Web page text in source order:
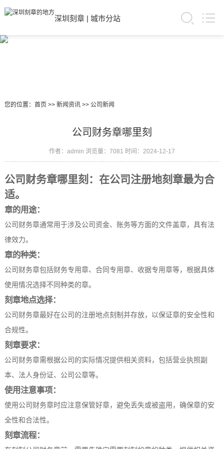
深圳刻章| 城市分站
您的位置： 首页 >> 新闻资讯>> 公司新闻
公司财务章哪里刻
作者：admin 浏览量：7081 时间：2024-12-17
公司财务章哪里刻：在公司注册地刻章最为合
适。
章的用途：
公司财务章通常用于涉及公司资金、账务等方面的文件盖章，具有法
律效力。
章的种类：
公司财务章包括财务专用章、合同专用章、收据专用章等，根据具体
使用情况选择不同种类的章。
刻章地点选择：
公司财务章最好在公司的注册地点刻制并存放，以保证章的安全性和
合规性。
刻章要求：
公司财务章需根据公司的实际情况提供相关资料，包括营业执照副
本、法人身份证、公司公章等。
使用注意事项：
使用公司财务章时应注意保管好章，避免丢失或被盗用，确保章的安
全性和合法性。
刻章流程：